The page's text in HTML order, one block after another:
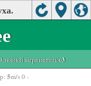
загрязнитель:o3
5m/s 0 -